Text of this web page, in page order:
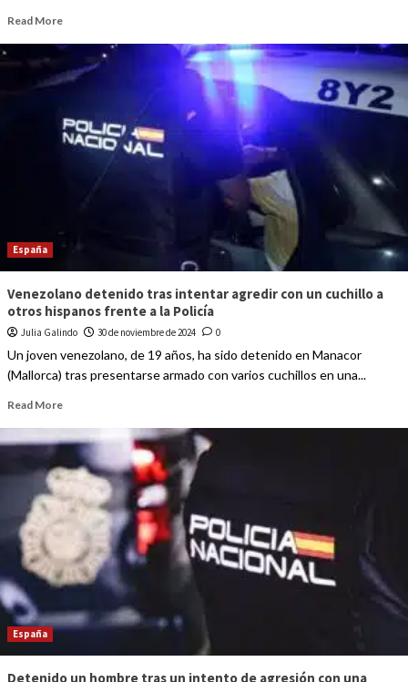
Read More
España
Venezolano detenido tras intentar agredir con un cuchillo a
otros hispanos frente a la Policía
Julia Galindo 30 de noviembre de 2024 0
Un joven venezolano, de 19 años, ha sido detenido en Manacor
(Mallorca) tras presentarse armado con varios cuchillos en una...
Read More
España
Detenido un hombre tras un intento de agresión con una